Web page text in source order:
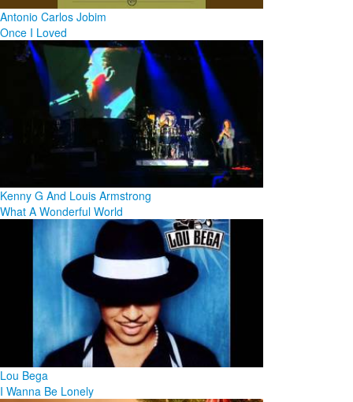
Antonio Carlos Jobim
Once I Loved
Kenny G And Louis Armstrong
What A Wonderful World
Lou Bega
I Wanna Be Lonely